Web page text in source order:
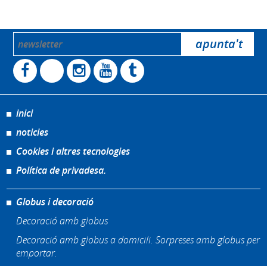
inici
noticies
Cookies i altres tecnologies
Política de privadesa.
Globus i decoració
Decoració amb globus
Decoració amb globus a domicili. Sorpreses amb globus per
emportar.